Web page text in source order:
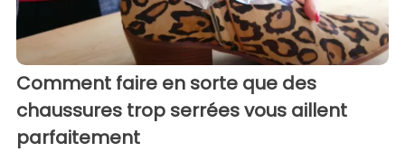
Comment faire en sorte que des
chaussures trop serrées vous aillent
parfaitement